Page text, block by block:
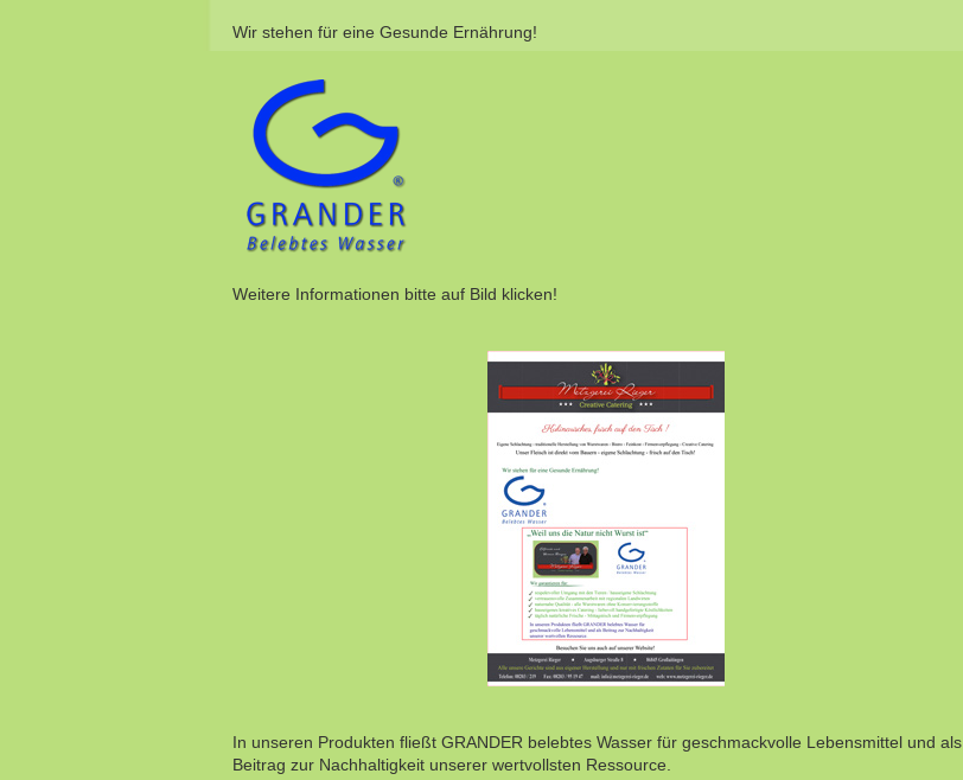
Wir stehen für eine Gesunde Ernährung!
Weitere Informationen bitte auf Bild klicken!
In unseren Produkten fließt GRANDER belebtes Wasser für geschmackvolle Lebensmittel und als
Beitrag zur Nachhaltigkeit unserer wertvollsten Ressource.